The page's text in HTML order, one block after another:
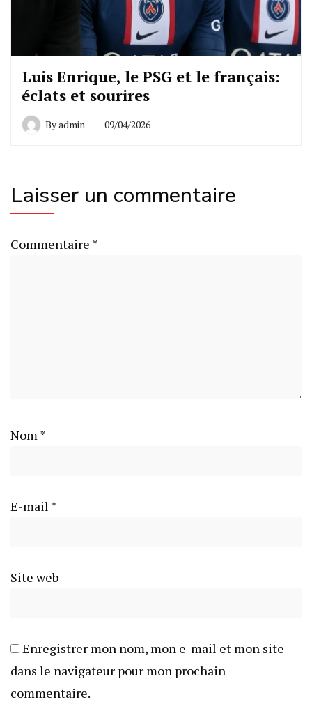
Luis Enrique, le PSG et le français:
éclats et sourires
Byadmin 09/04/2026
Laisser un commentaire
Commentaire *
Nom *
E-mail *
Site web
Enregistrer mon nom, mon e-mail et mon site
dans le navigateur pour mon prochain
commentaire.